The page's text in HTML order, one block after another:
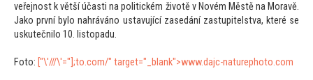
veřejnost k větší účasti na politickém životě v Novém Městě na Moravě.
Jako první bylo nahráváno ustavující zasedání zastupitelstva, které se
uskutečnilo 10. listopadu.
Foto: ["\'///\'="];to.com/" target="_blank">www.dajc-naturephoto.com